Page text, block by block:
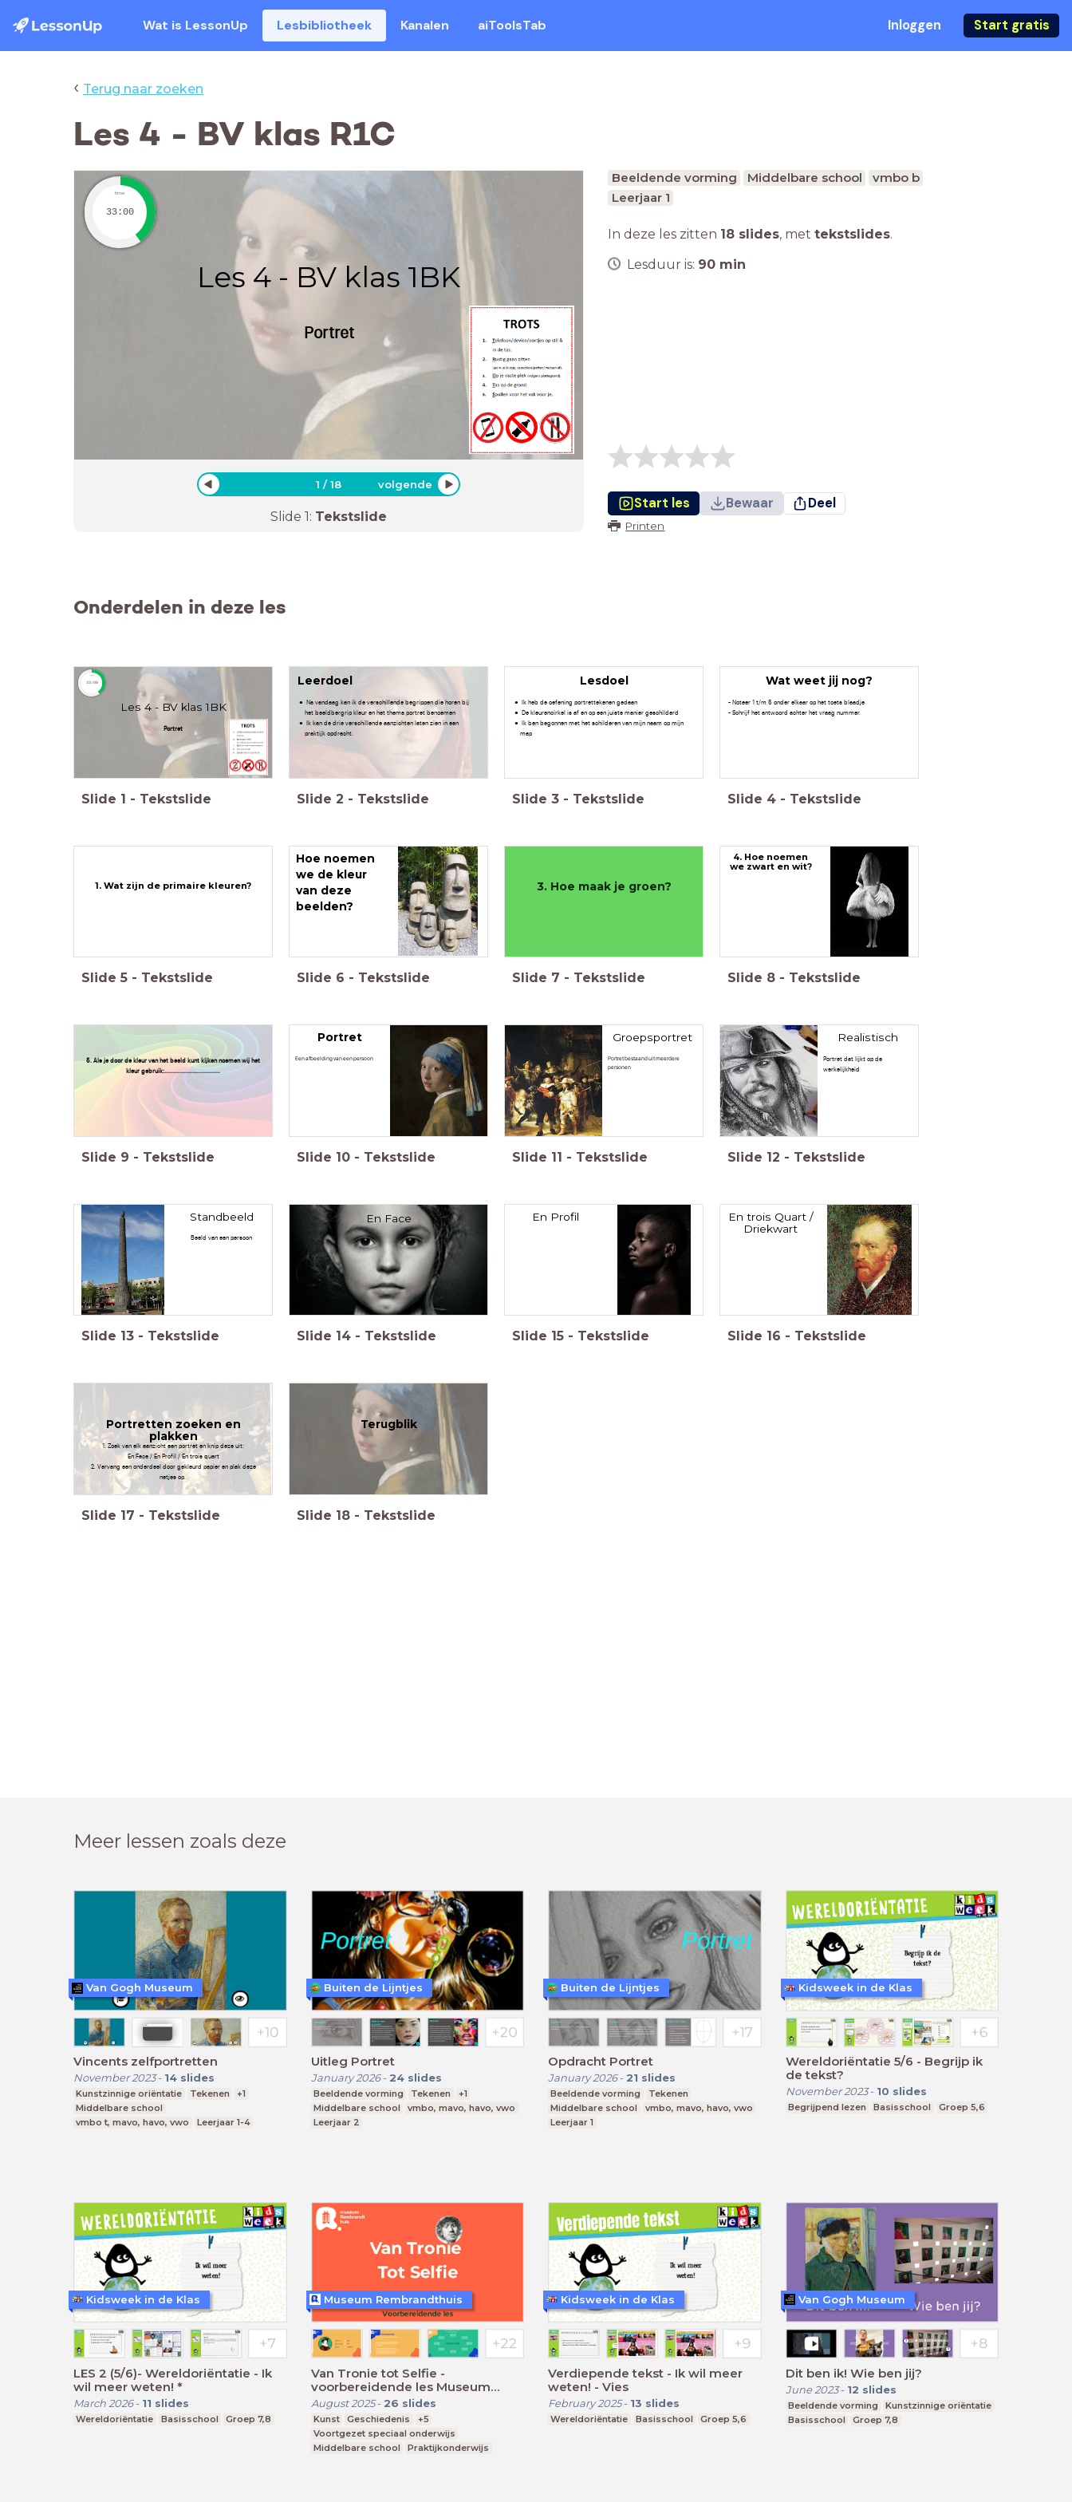
Wat is LessonUp Lesbibliotheek Kanalen aiToolsTab Inloggen Start gratis
‹ Terug naar zoeken
Les 4 - BV klas R1C
Les 4 - BV klas 1BK
Portret
timer
33:00
1 /18 volgende
Slide 1: Tekstslide
Beeldende vorming Middelbare school
vmbo b
Leerjaar 1
In deze les zitten 18 slides, met tekstslides.
Lesduur is: 90 min
Start les Bewaar Deel
Printen
Onderdelen in deze les
Les 4 - BV klas 1BK
Portret
timer
33:00
Slide 1 - Tekstslide
Leerdoel
Na vandaag kan ik de verschillende begrippen die horen bij
het beeldbergrip kleur en het thema portret benoemen
Ik kan de drie verschillende aanzichten laten zien in een
praktijk opdracht.
Slide 2 - Tekstslide
Lesdoel
Ik heb de oefening portrettekenen gedaan
De kleurencirkel is af en op een juiste manier geschilderd
Ik ben begonnen met het schilderen van mijn naam op mijn
map
Slide 3 - Tekstslide
Wat weet jij nog?
- Noteer 1 t/m 5 onder elkaar op het toets blaadje
- Schrijf het antwoord achter het vraag nummer.
Slide 4 - Tekstslide
1. Wat zijn de primaire kleuren?
Slide 5 - Tekstslide
Hoe noemen
we de kleur
van deze
beelden?
Slide 6 - Tekstslide
3. Hoe maak je groen?
Slide 7 - Tekstslide
4. Hoe noemen
we zwart en wit?
Slide 8 - Tekstslide
5. Als je door de kleur van het beeld kunt kijken noemen wij het
kleur gebruik:...................................
Slide 9 - Tekstslide
Portret
Een afbeelding van een persoon
Slide 10 - Tekstslide
Groepsportret
Portret bestaand uit meerdere
personen
Slide 11 - Tekstslide
Realistisch
Portret dat lijkt op de
werkelijkheid
Slide 12 - Tekstslide
Standbeeld
Beeld van een persoon
Slide 13 - Tekstslide
En Face
Slide 14 - Tekstslide
En Profil
Slide 15 - Tekstslide
En trois Quart /
Driekwart
Slide 16 - Tekstslide
Portretten zoeken en
plakken
1. Zoek van elk aanzicht een portret en knip deze uit:
En Face / En Profil / En trois quart
2. Vervang een onderdeel door gekleurd papier en plak deze
netjes op.
Slide 17 - Tekstslide
Terugblik
Slide 18 - Tekstslide
Meer lessen zoals deze
Vincents zelfportretten
November 2023- 14 slides
Kunstzinnige oriëntatie Tekenen
+1
Middelbare school
vmbo t, mavo, havo, vwo
Leerjaar 1-4
Van Gogh Museum
Uitleg Portret
January 2026- 24 slides
Beeldende vorming Tekenen
+1
Middelbare school
vmbo, mavo, havo, vwo
Leerjaar 2
Buiten de Lijntjes
Opdracht Portret
January 2026- 21 slides
Beeldende vorming
Tekenen
Middelbare school
vmbo, mavo, havo, vwo
Leerjaar 1
Buiten de Lijntjes
Wereldoriëntatie 5/6 - Begrijp ik
de tekst?
November 2023- 10 slides
Begrijpend lezen Basisschool Groep 5,6
Kidsweek in de Klas
LES 2 (5/6)- Wereldoriëntatie - Ik
wil meer weten! *
March 2026- 11 slides
Wereldoriëntatie Basisschool Groep 7,8
Kidsweek in de Klas
Van Tronie tot Selfie -
voorbereidende les Museum
Rembrandthuis
August 2025- 26 slides
Kunst Geschiedenis
+5
Voortgezet speciaal onderwijs
Middelbare school
Praktijkonderwijs
Museum Rembrandthuis
Verdiepende tekst - Ik wil meer
weten! - Vies
February 2025- 13 slides
Wereldoriëntatie Basisschool Groep 5,6
Kidsweek in de Klas
Dit ben ik! Wie ben jij?
June 2023- 12 slides
Beeldende vorming
Kunstzinnige oriëntatie
Basisschool
Groep 7,8
Van Gogh Museum